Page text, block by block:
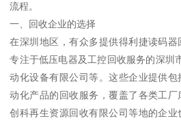
流程。
一、回收企业的选择
在深圳地区，有众多提供得利捷读码
专注于低压电器及工控回收服务的深圳
动化设备有限公司等。这些企业提供
动化产品的回收服务，覆盖了各类工
创科再生资源回收有限公司等地的企